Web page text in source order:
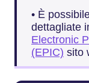
• È
dettagliate
Electronic
(EPIC) sito